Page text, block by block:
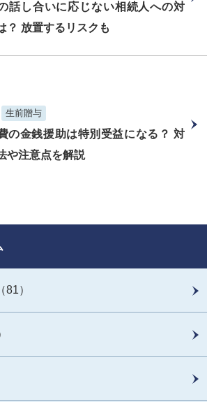
話し合いに応じない相続人への対
？ 放置するリスクも
生前贈与
の金銭援助は特別受益になる？ 対
や注意点を解説
）